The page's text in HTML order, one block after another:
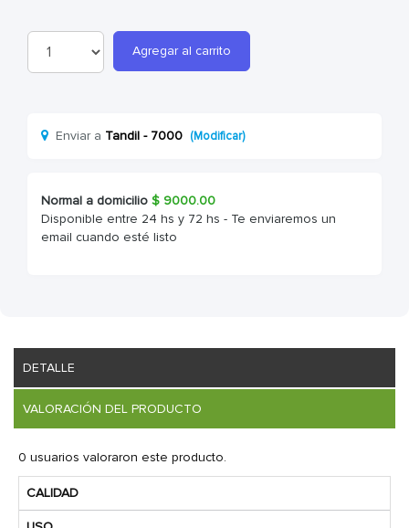
Agregar al carrito
Enviar a Tandil - 7000 (Modificar)
Normal a domicilio $ 9000.00
Disponible entre 24 hs y 72 hs - Te enviaremos un
email cuando esté listo
DETALLE
VALORACIÓN DEL PRODUCTO
0 usuarios valoraron este producto.
CALIDAD